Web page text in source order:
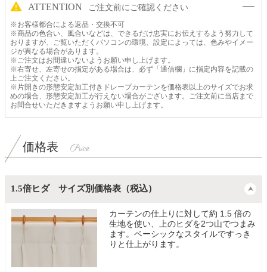
ATTENTION ご注文前にご確認ください
※お客様都合による返品・交換不可
※商品の色合い、風合いなどは、できるだけ忠実にお伝えするよう努力して
おりますが、ご覧いただくパソコンの環境、設定によっては、色みやイメー
ジが異なる場合があります。
※ご注文はお間違いないようお願い申し上げます。
※右寄せ、左寄せの指定がある場合は、必ず「通信欄」に指定内容を記載の
上ご注文ください。
※片開きの形態安定加工付きドレープカーテンを価格表以上のサイズでお求
めの場合、形態安定加工が行えない場合がございます。ご注文前に当店まで
お問合せいただきますようお願い申し上げます。
価格表
1.5倍ヒダ サイズ別価格表（税込）
カーテンの仕上りに対して約 1.5 倍の
生地を使い、上のヒダを2つ山でつまみ
ます。ベーシックなスタイルですっき
りと仕上がります。